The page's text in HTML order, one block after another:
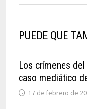
PUEDE QUE
Los crímenes
caso mediático
17 de febrero de